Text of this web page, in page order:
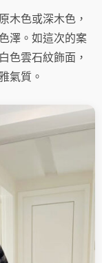
木色或深木色，
澤。如這次的案
色雲石紋飾面，
氣質。